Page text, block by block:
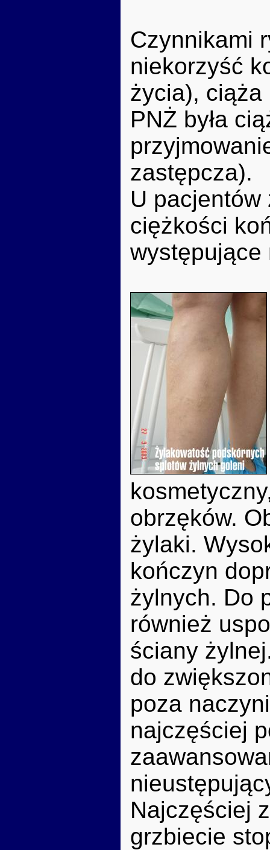
Czynnikami
niekorzyść
życia), ciąża
PNŻ była
zastępcza).
U
ciężkości
występujące
obrzęków.
żylaki.
kończyn
żylnych. Do
również
ściany
do
poza
najczęściej
Najczęściej
grzbiecie